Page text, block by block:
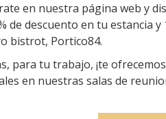
en nuestra página web y
de descuento en tu estancia
bistrot, Portico84.
para tu trabajo, ¡te
en nuestras salas de